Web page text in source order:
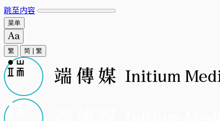
跳至内容
菜单
繁 简 繁